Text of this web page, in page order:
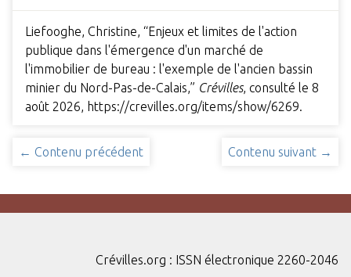
Liefooghe, Christine, “Enjeux et limites de l'action
publique dans l'émergence d'un marché de
l'immobilier de bureau : l'exemple de l'ancien bassin
minier du Nord-Pas-de-Calais,” Crévilles, consulté le 8
août 2026, https://crevilles.org/items/show/6269.
← Contenu précédent Contenu suivant →
Crévilles.org : ISSN électronique 2260-2046